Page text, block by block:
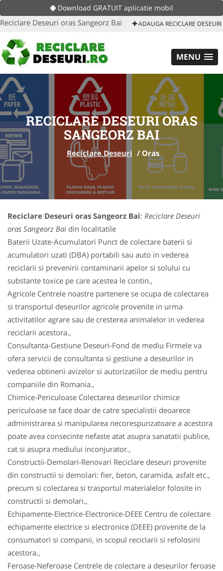
Download GRATUIT aplicatie mobil
Reciclare Deseuri oras Sangeorz Bai ADAUGA RECICLARE DESEURI
MENU
RECICLARE DESEURI ORAS
SANGEORZ BAI
Reciclare Deseuri / Oras
Reciclare Deseuri oras Sangeorz Bai: Reciclare Deseuri
oras Sangeorz Bai din localitatile
Baterii Uzate-Acumulatori Punct de colectare baterii si
acumulatori uzati (DBA) portabili sau auto in vederea
reciclarii si prevenirii contaminarii apelor si solului cu
substante toxice pe care acestea le contin.,
Agricole Centrele noastre partenere se ocupa de colectarea
si transportul deseurilor agricole provenite in urma
activitatilor agrare sau de cresterea animalelor in vederea
reciclarii acestora.,
Consultanta-Gestiune Deseuri-Fond de mediu Firmele va
ofera servicii de consultanta si gestiune a deseurilor in
vederea obtinerii avizelor si autorizatiilor de mediu pentru
companiile din Romania.,
Chimice-Periculoase Colectarea deseurilor chimice
periculoase se face doar de catre specialistii deoarece
administrarea si manipularea necorespunzatoare a acestora
poate avea consecinte nefaste atat asupra sanatatii publice,
cat si asupra mediului inconjurator.,
Constructii-Demolari-Renovari Reciclare deseuri provenite
din constructii si demolari: fier, beton, caramida, asfalt etc.,
precum si colectarea si trasportul materialelor folosite in
constructii si demolari.,
Echipamente-Electrice-Electronice-DEEE Centru de colectare
echipamente electrice si electronice (DEEE) provenite de la
consumatori si companii, in scopul reciclarii si refolosirii
acestora.,
Feroase-Neferoase Centrele de colectare a deseurilor feroase